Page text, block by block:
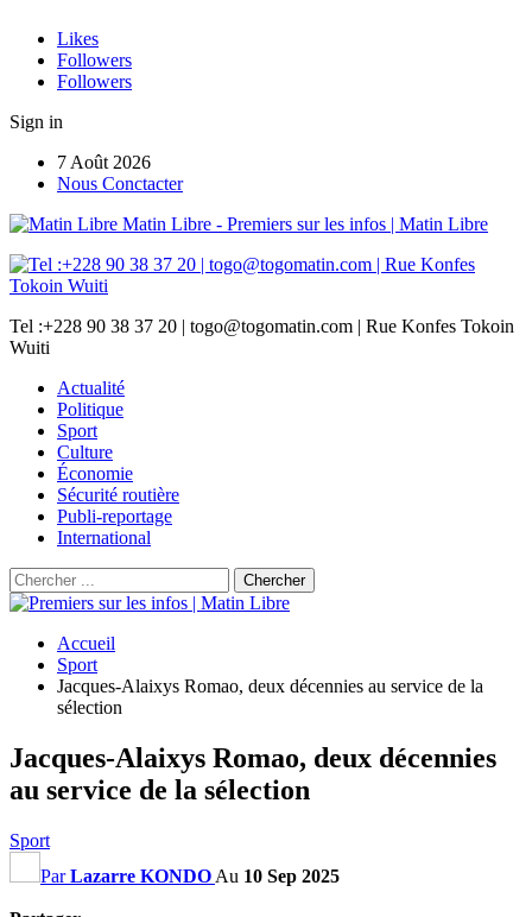
Likes
Followers
Followers
Sign in
7 Août 2026
Nous Conctacter
Matin Libre - Premiers sur les infos | Matin Libre
Tel :+228 90 38 37 20 | togo@togomatin.com | Rue Konfes Tokoin
Wuiti
Actualité
Politique
Sport
Culture
Économie
Sécurité routière
Publi-reportage
International
Accueil
Sport
Jacques-Alaixys Romao, deux décennies au service de la
sélection
Jacques-Alaixys Romao, deux décennies
au service de la sélection
Sport
ParLazarre KONDO Au 10 Sep 2025